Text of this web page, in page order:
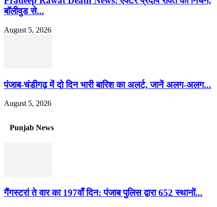
बॉलीवुड से...
August 5, 2026
पंजाब-चंडीगढ़ में दो दिन भारी बारिश का अलर्ट, जानें अलग-अलग...
August 5, 2026
Punjab News
गैंगस्टरां ते वार का 197वाँ दिन: पंजाब पुलिस द्वारा 652 स्थानों...